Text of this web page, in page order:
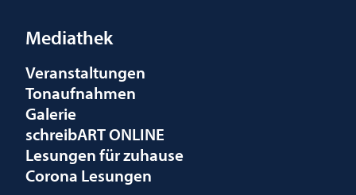
Mediathek
Veranstaltungen
Tonaufnahmen
Galerie
schreibART ONLINE
Lesungen für zuhause
Corona Lesungen